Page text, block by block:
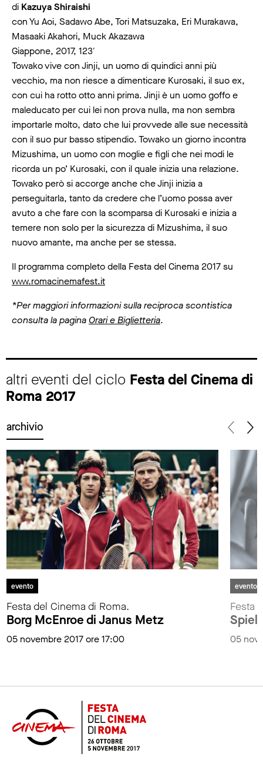
di Kazuya Shiraishi
con Yu Aoi, Sadawo Abe, Tori Matsuzaka, Eri Murakawa,
Masaaki Akahori, Muck Akazawa
Giappone, 2017, 123′
Towako vive con Jinji, un uomo di quindici anni più
vecchio, ma non riesce a dimenticare Kurosaki, il suo ex,
con cui ha rotto otto anni prima. Jinji è un uomo goffo e
maleducato per cui lei non prova nulla, ma non sembra
importarle molto, dato che lui provvede alle sue necessità
con il suo pur basso stipendio. Towako un giorno incontra
Mizushima, un uomo con moglie e figli che nei modi le
ricorda un po’ Kurosaki, con il quale inizia una relazione.
Towako però si accorge anche che Jinji inizia a
perseguitarla, tanto da credere che l’uomo possa aver
avuto a che fare con la scomparsa di Kurosaki e inizia a
temere non solo per la sicurezza di Mizushima, il suo
nuovo amante, ma anche per se stessa.
Il programma completo della Festa del Cinema 2017 su
www.romacinemafest.it
*Per maggiori informazioni sulla reciproca scontistica
consulta la pagina Orari e Biglietteria.
altri eventi del ciclo Festa del Cinema di
Roma 2017
archivio
evento
Festa del Cinema di Roma.
Borg McEnroe di Janus Metz
05 novembre 2017 ore 17:00
evento
Festa
05